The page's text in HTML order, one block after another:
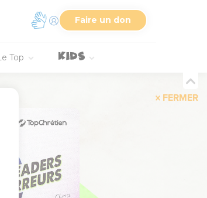
Faire un don
Top
FERMER